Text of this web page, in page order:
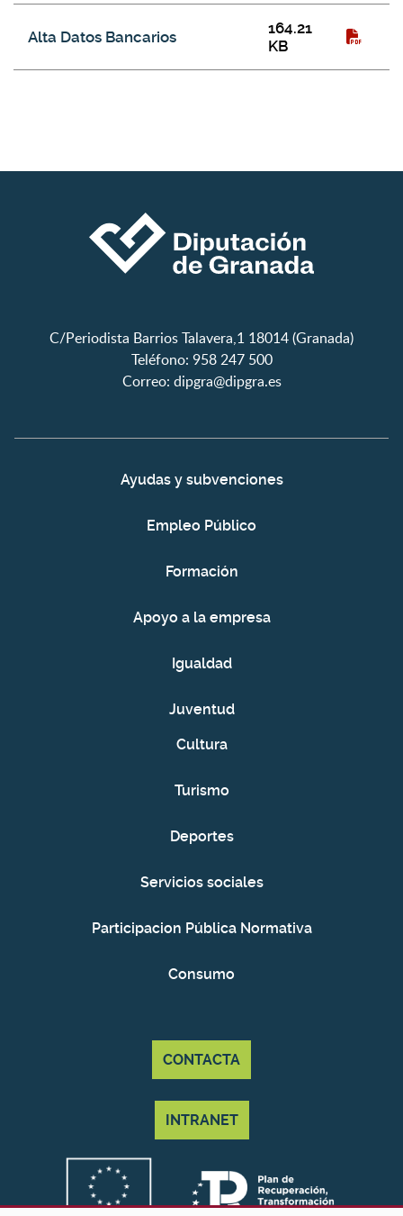
Alta Datos Bancarios
164.21
KB
C/Periodista Barrios Talavera,1 18014 (Granada)
Teléfono: 958 247 500
Correo: dipgra@dipgra.es
Ayudas y subvenciones
Empleo Público
Formación
Apoyo a la empresa
Igualdad
Juventud
Cultura
Turismo
Deportes
Servicios sociales
Participacion Pública Normativa
Consumo
CONTACTA
INTRANET